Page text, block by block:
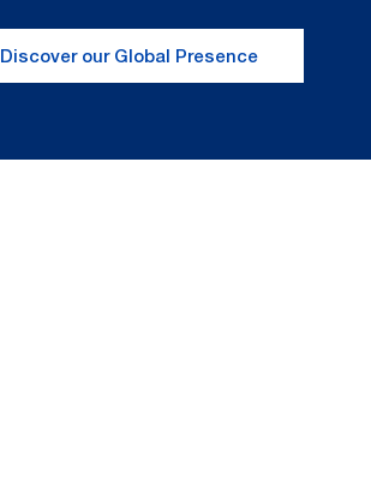
Discover our Global Presence